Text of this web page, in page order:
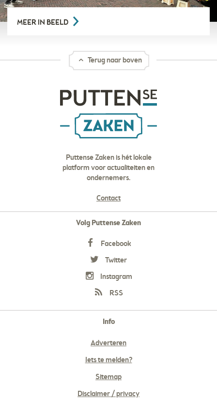
MEER IN BEELD
Terug naar boven
Puttense Zaken is hét lokale
platform voor actualiteiten en
ondernemers.
Contact
Volg Puttense Zaken
Facebook
Twitter
Instagram
RSS
Info
Adverteren
Iets te melden?
Sitemap
Disclaimer / privacy